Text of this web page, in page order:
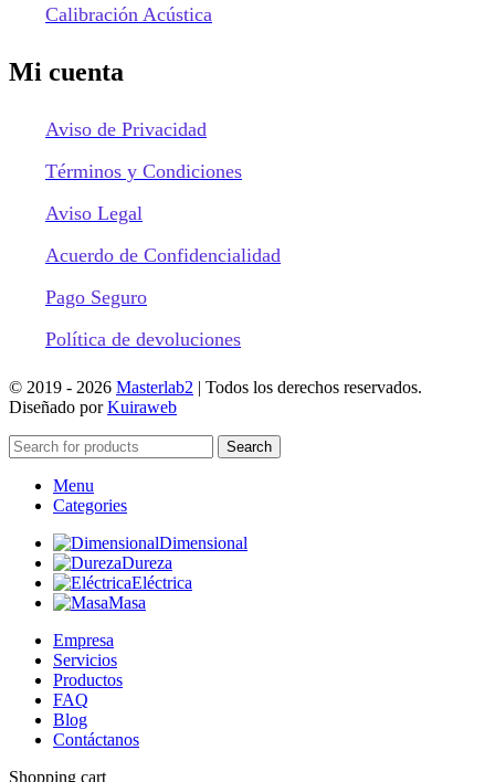
Calibración Acústica
Mi cuenta
Aviso de Privacidad
Términos y Condiciones
Aviso Legal
Acuerdo de Confidencialidad
Pago Seguro
Política de devoluciones
© 2019 - 2026 Masterlab2 | Todos los derechos reservados.
Diseñado porKuiraweb
Search
Menu
Categories
Dimensional
Dureza
Eléctrica
Masa
Empresa
Servicios
Productos
FAQ
Blog
Contáctanos
Shopping cart